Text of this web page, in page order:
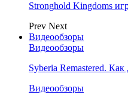
Stronghold Kingdoms
Prev Next
Видеообзоры
Видеообзоры
Syberia Remastered.
Видеообзоры